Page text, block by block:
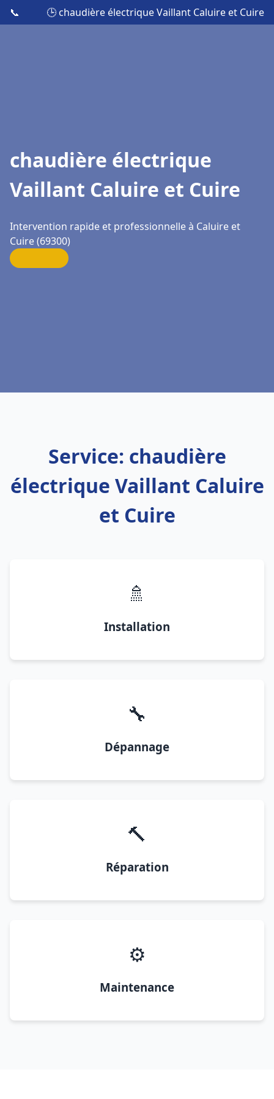
📞 🕒 chaudière électrique Vaillant Caluire et Cuire
chaudière électrique
Vaillant Caluire et Cuire
Intervention rapide et professionnelle à Caluire et
Cuire (69300)
Service: chaudière
électrique Vaillant Caluire
et Cuire
🚿
Installation
🔧
Dépannage
🔨
Réparation
⚙️
Maintenance